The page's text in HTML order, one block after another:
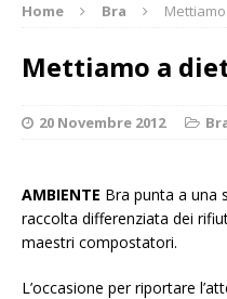
Home Bra
Mettiamo a
20 Novembre 2012
AMBIENTE Bra punta a una
raccolta differenziata dei
maestri compostatori.
L’occasione per riportare